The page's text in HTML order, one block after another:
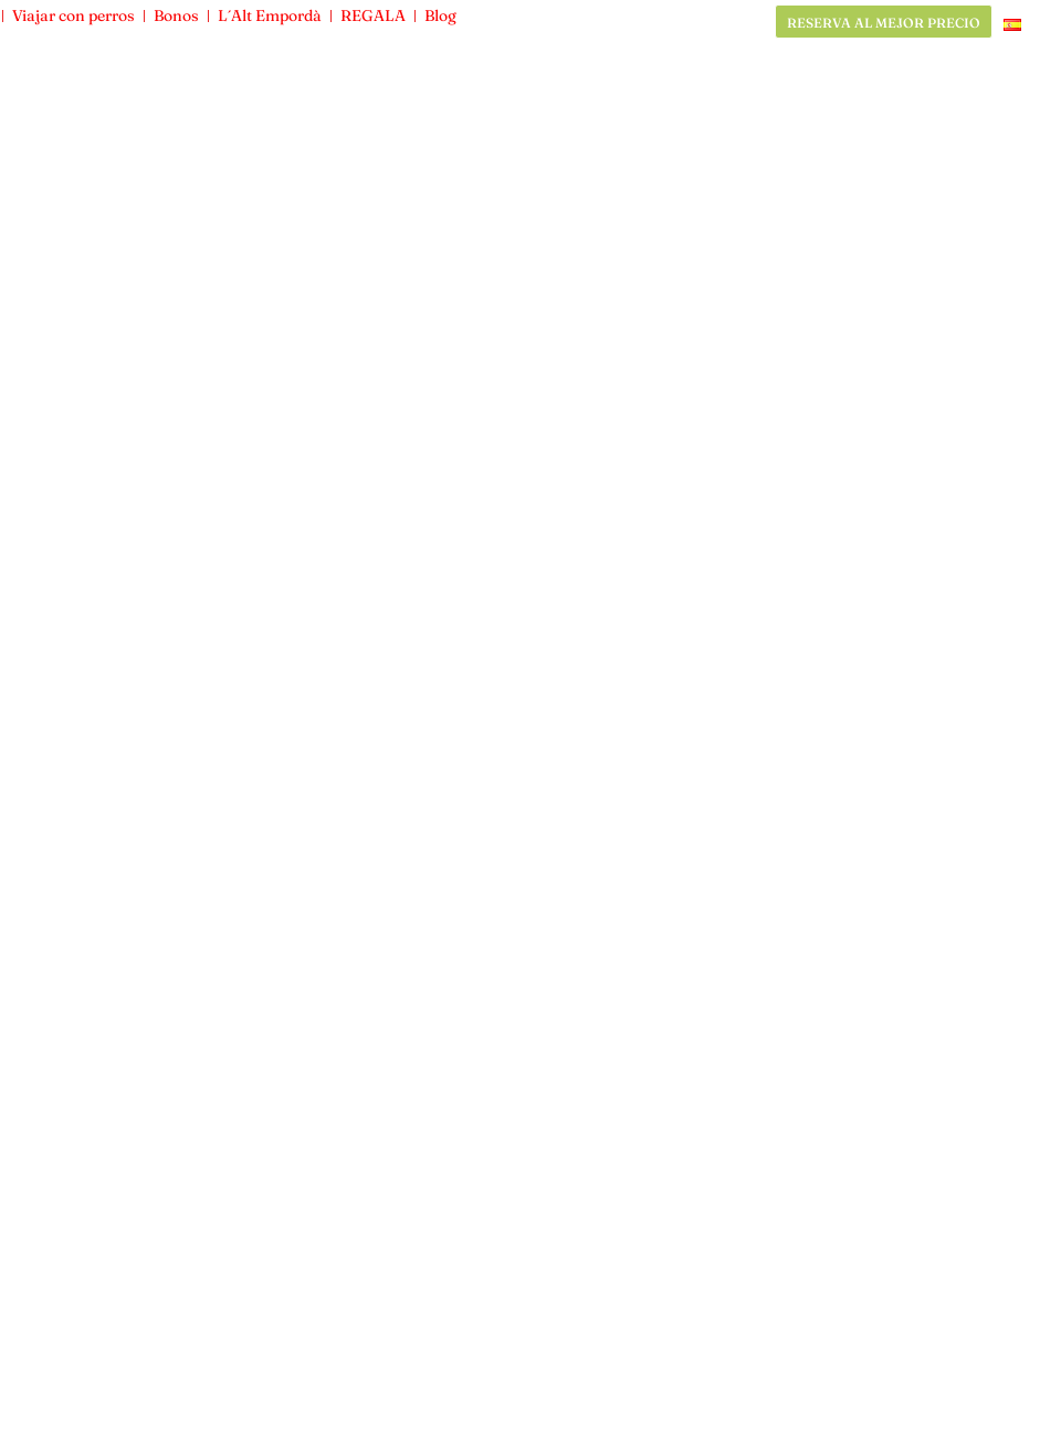
Viajar con perros Bonos L´Alt Empordà REGALA Blog RESERVA AL MEJOR PRECIO
Viajar con perros Bonos L´Alt Empordà REGALA Blog RESERVA AL MEJOR PRECIO